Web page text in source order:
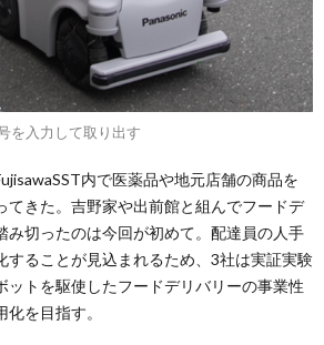
を入力して取り出す
内で医薬品や地元店舗の商品を
てきた。吉野家や出前館と組んでフードデ
み切ったのは今回が初めて。配達員の人手
することが見込まれるため、3社は実証実験
ットを駆使したフードデリバリーの事業性
を目指す。